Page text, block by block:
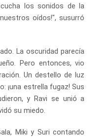
los sonidos de la
oídos!", susurró
La oscuridad parecía
Pero entonces, vio
Un destello de luz
¡una estrella fugaz! Sus
y Ravi se unió a
su miedo.
Miki y Suri contando